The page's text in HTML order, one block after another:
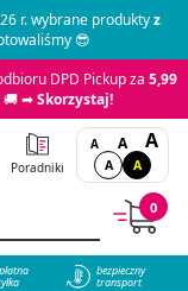
r. wybrane produktyz
😎
DPD Pickup za 5,99
🚚 ➡Skorzystaj!
Poradniki
A A A
A A
0
bezpieczny
transport